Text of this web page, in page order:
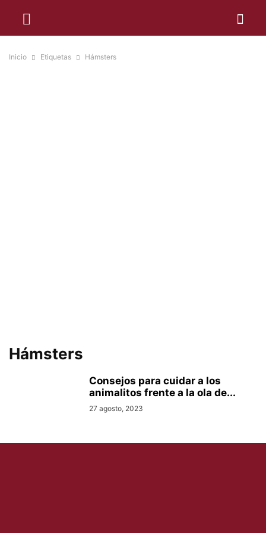
Inicio Etiquetas Hámsters
Hámsters
Consejos para cuidar a los
animalitos frente a la ola de...
27 agosto, 2023